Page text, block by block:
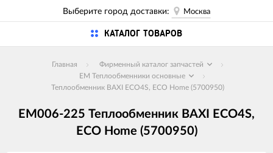
Выберите город доставки:
Москва
КАТАЛОГ ТОВАРОВ
Главная
Фирменный каталог запчастей
EM Теплообменники основные
Теплообменник BAXI ECO4S, ECO Home (5700950)
EM006-225 Теплообменник BAXI ECO4S,
ECO Home (5700950)